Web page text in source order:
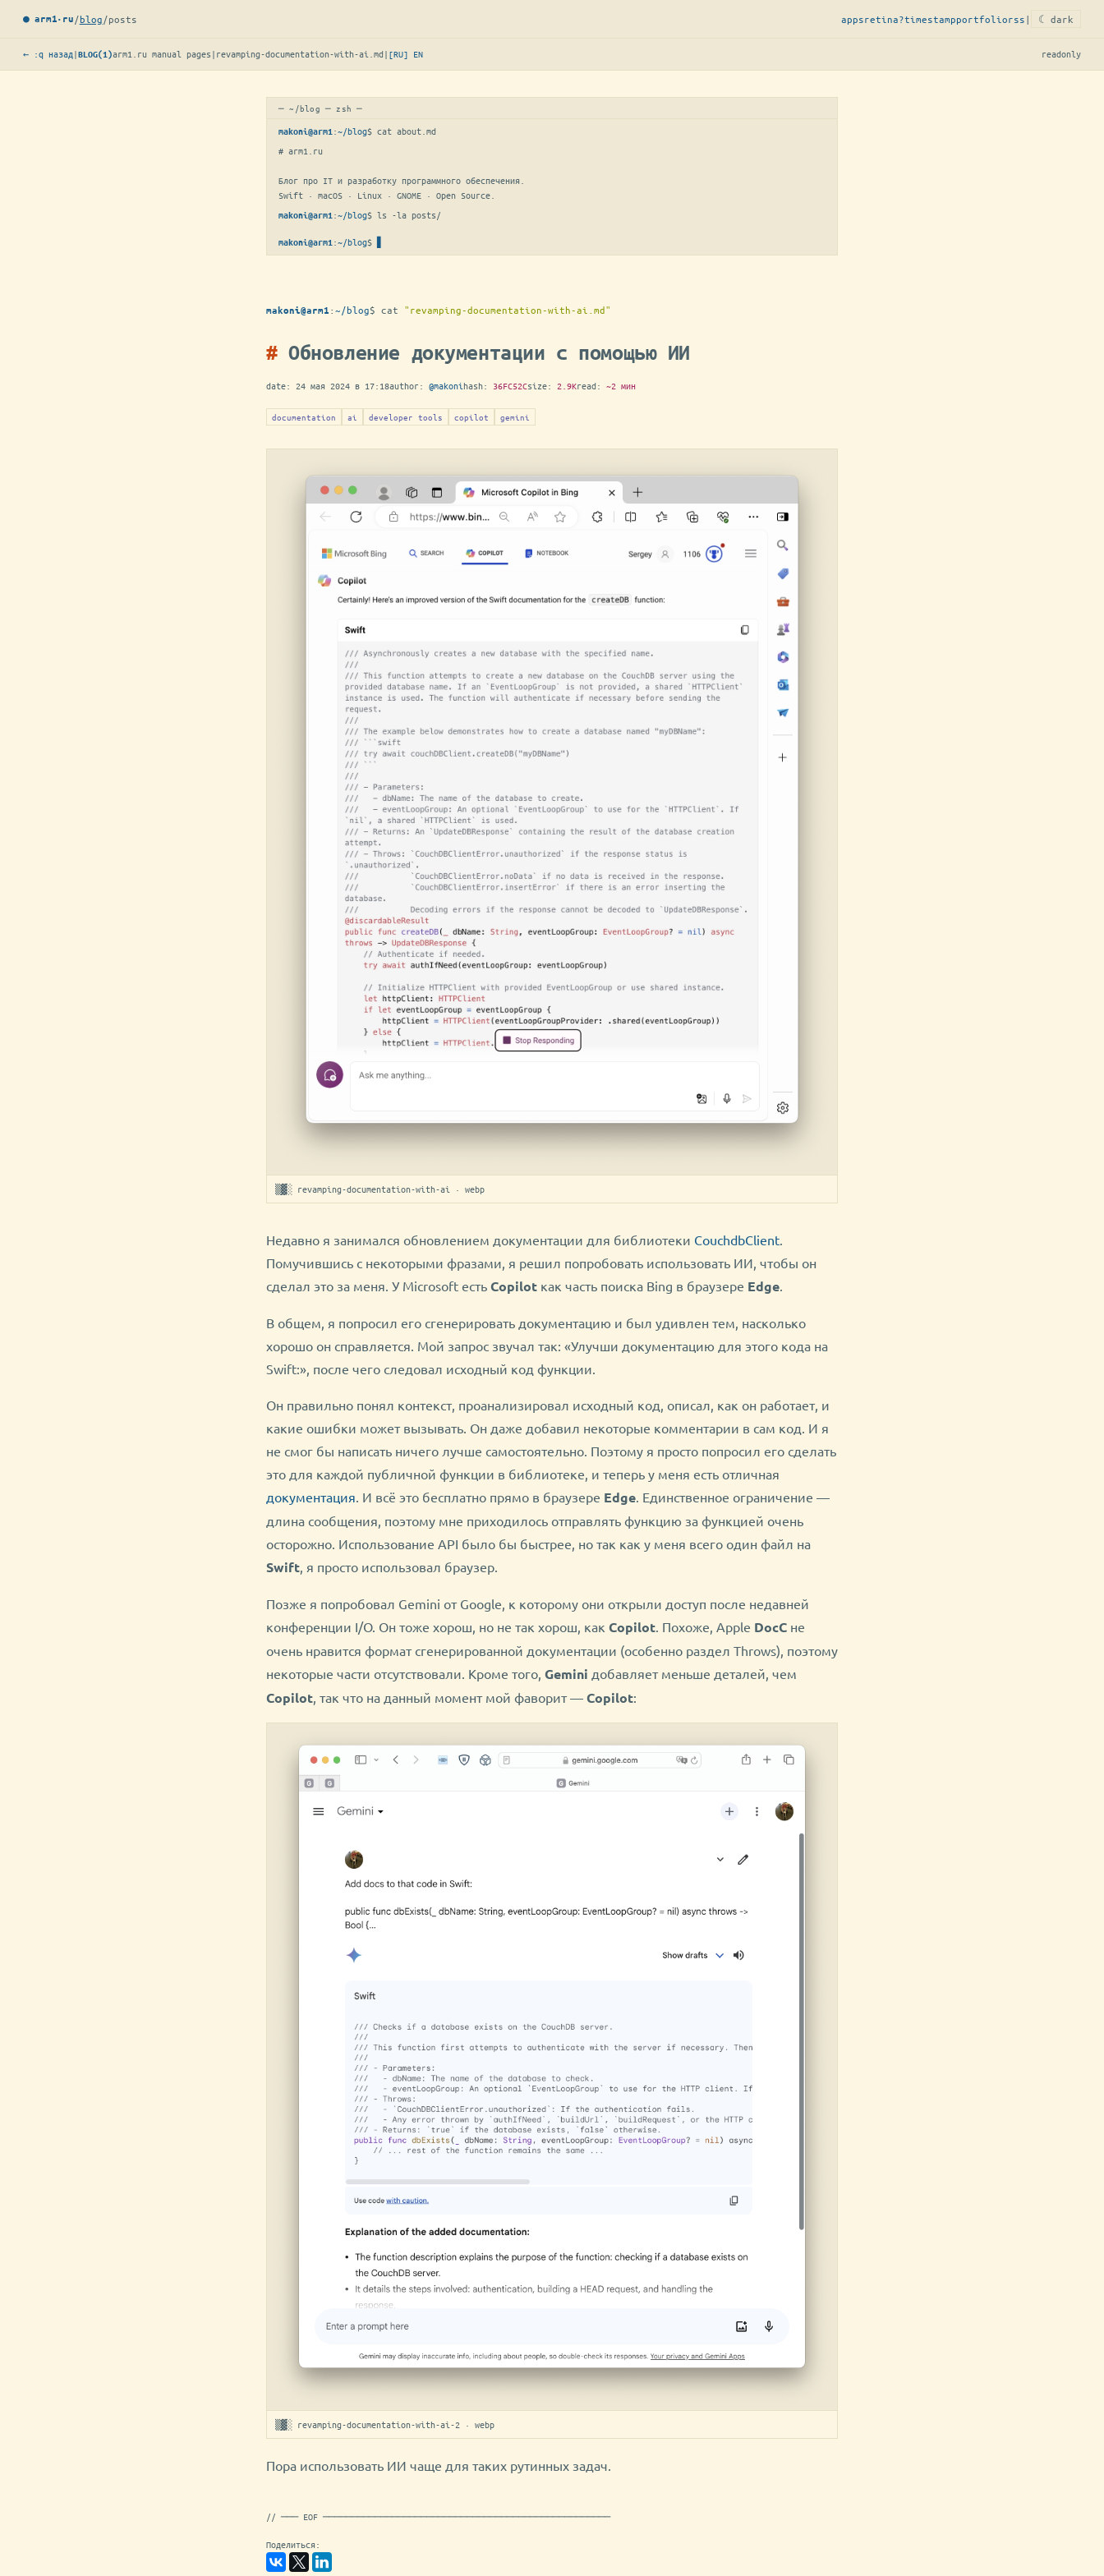
● arm1·ru /blog/posts appsretina?timestampportfoliorss| ☾ dark
← :q назад|BLOG(1)arm1.ru manual pages | revamping-documentation-with-ai.md | [RU] EN readonly
─ ~/blog ─ zsh ─
makoni@arm1 :~/blog$ cat about.md
# arm1.ru
Блог про IT и разработку программного обеспечения.
Swift · macOS · Linux · GNOME · Open Source.
makoni@arm1 :~/blog$ ls -la posts/
makoni@arm1 :~/blog$
makoni@arm1 :~/blog$ cat "revamping-documentation-with-ai.md"
Обновление документации с помощью ИИ
date: 24 мая 2024 в 17:18author: @makonihash: 36FC52Csize: 2.9Kread: ~2 мин
documentation ai developer tools copilot gemini
▒▓░ revamping-documentation-with-ai · webp
Недавно я занимался обновлением документации для библиотеки CouchdbClient
Помучившись с некоторыми фразами, я решил попробовать использовать ИИ, чтобы он
сделал это за меня. У Microsoft есть Copilot как часть поиска Bing в браузере Edge
В общем, я попросил его сгенерировать документацию и был удивлен тем, насколько
хорошо он справляется. Мой запрос звучал так: «Улучши документацию для этого кода на
Swift:», после чего следовал исходный код функции.
Он правильно понял контекст, проанализировал исходный код, описал, как он работает, и
какие ошибки может вызывать. Он даже добавил некоторые комментарии в сам код. И я
не смог бы написать ничего лучше самостоятельно. Поэтому я просто попросил его сделать
это для каждой публичной функции в библиотеке, и теперь у меня есть отличная
документация . И всё это бесплатно прямо в браузере Edge . Единственное ограничение —
длина сообщения, поэтому мне приходилось отправлять функцию за функцией очень
осторожно. Использование API было бы быстрее, но так как у меня всего один файл на
Swift , я просто использовал браузер.
Позже я попробовал Gemini от Google, к которому они открыли доступ после недавней
конференции I/O. Он тоже хорош, но не так хорош, как Copilot . Похоже, Apple DocC не
очень нравится формат сгенерированной документации (особенно раздел Throws), поэтому
некоторые части отсутствовали. Кроме того, Gemini добавляет меньше деталей, чем
Copilot , так что на данный момент мой фаворит — Copilot:
▒▓░ revamping-documentation-with-ai-2 · webp
Пора использовать ИИ чаще для таких рутинных задач.
// ─── EOF ──────────────────────────────────────────────────
Поделиться: